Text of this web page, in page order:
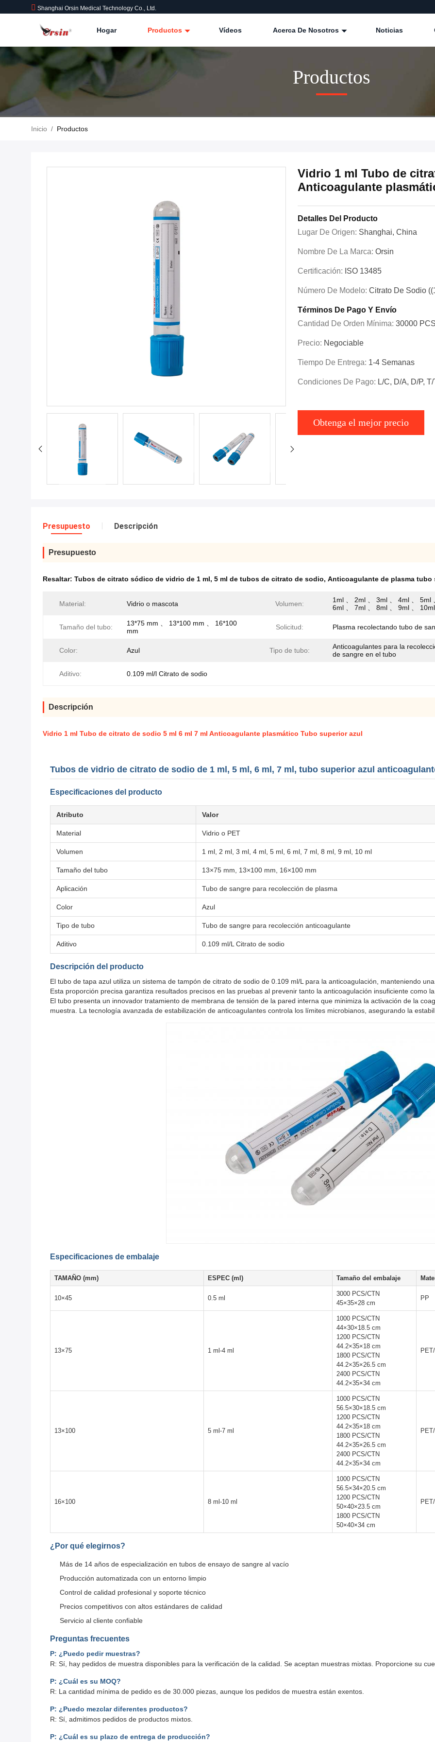
Shanghai Orsin Medical Technology Co., Ltd.
Hogar Productos Vídeos Acerca De Nosotros Noticias
Productos
Inicio / Productos
Vidrio 1 ml Tubo de
Anticoagulante
Detalles Del Producto
Lugar De Origen: Shanghai, China
Nombre De La Marca: Orsin
Certificación: ISO 13485
Número De Modelo: Citrato De Sodio
Términos De Pago Y Envío
Cantidad De Orden Mínima: 30000
Precio: Negociable
Tiempo De Entrega: 1-4 Semanas
Condiciones De Pago: L/C, D/A, D/P,
Obtenga el mejor precio
Presupuesto Descripción
Presupuesto
Resaltar: Tubos de citrato sódico de vidrio de 1 ml, 5 ml de tubos de citrato de sodio, Anticoagulante de plasma tubo
Material: Vidrio o mascota Volumen:
1ml 、 2ml 、 3ml 、 4ml 、 5ml
6ml 、 7ml 、 8ml 、 9ml 、 10ml
Tamaño del tubo:
13*75 mm 、 13*100 mm 、 16*100
mm
Solicitud: Plasma recolectando tubo de
Color: Azul Tipo de tubo:
Anticoagulantes para la
de sangre en el tubo
Aditivo: 0.109 ml/l Citrato de sodio
Descripción
Vidrio 1 ml Tubo de citrato de sodio 5 ml 6 ml 7 ml Anticoagulante plasmático Tubo superior azul
Tubos de vidrio de citrato de sodio de 1 ml, 5 ml, 6 ml, 7 ml, tubo superior azul
Especificaciones del producto
Atributo Valor
Material Vidrio o PET
Volumen 1 ml, 2 ml, 3 ml, 4 ml, 5 ml, 6 ml, 7 ml, 8 ml, 9 ml, 10 ml
Tamaño del tubo 13×75 mm, 13×100 mm, 16×100 mm
Aplicación Tubo de sangre para recolección de plasma
Color Azul
Tipo de tubo Tubo de sangre para recolección anticoagulante
Aditivo 0.109 ml/L Citrato de sodio
Descripción del producto
El tubo de tapa azul utiliza un sistema de tampón de citrato de sodio de 0.109 ml/L para la anticoagulación, manteniendo
Esta proporción precisa garantiza resultados precisos en las pruebas al prevenir tanto la anticoagulación insuficiente como
El tubo presenta un innovador tratamiento de membrana de tensión de la pared interna que minimiza la activación de la
muestra. La tecnología avanzada de estabilización de anticoagulantes controla los límites microbianos, asegurando la
Especificaciones de embalaje
TAMAÑO (mm) ESPEC (ml) Tamaño del embalaje
10×45 0.5 ml
3000 PCS/CTN
45×35×28 cm
PP
13×75 1 ml-4 ml
1000 PCS/CTN
44×30×18.5 cm
1200 PCS/CTN
44.2×35×18 cm
1800 PCS/CTN
44.2×35×26.5 cm
2400 PCS/CTN
44.2×35×34 cm
13×100 5 ml-7 ml
1000 PCS/CTN
56.5×30×18.5 cm
1200 PCS/CTN
44.2×35×18 cm
1800 PCS/CTN
44.2×35×26.5 cm
2400 PCS/CTN
44.2×35×34 cm
16×100 8 ml-10 ml
1000 PCS/CTN
56.5×34×20.5 cm
1200 PCS/CTN
50×40×23.5 cm
1800 PCS/CTN
50×40×34 cm
¿Por qué elegirnos?
Más de 14 años de especialización en tubos de ensayo de sangre al vacío
Producción automatizada con un entorno limpio
Control de calidad profesional y soporte técnico
Precios competitivos con altos estándares de calidad
Servicio al cliente confiable
Preguntas frecuentes
P: ¿Puedo pedir muestras?
R: Sí, hay pedidos de muestra disponibles para la verificación de la calidad. Se aceptan muestras mixtas. Proporcione su
P: ¿Cuál es su MOQ?
R: La cantidad mínima de pedido es de 30.000 piezas, aunque los pedidos de muestra están exentos.
P: ¿Puedo mezclar diferentes productos?
R: Sí, admitimos pedidos de productos mixtos.
P: ¿Cuál es su plazo de entrega de producción?